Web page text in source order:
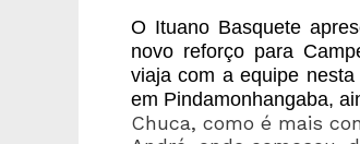
O Ituano Basquete
novo reforço para
viaja com a equipe
em Pindamonhangaba,
Chuca, como é mais